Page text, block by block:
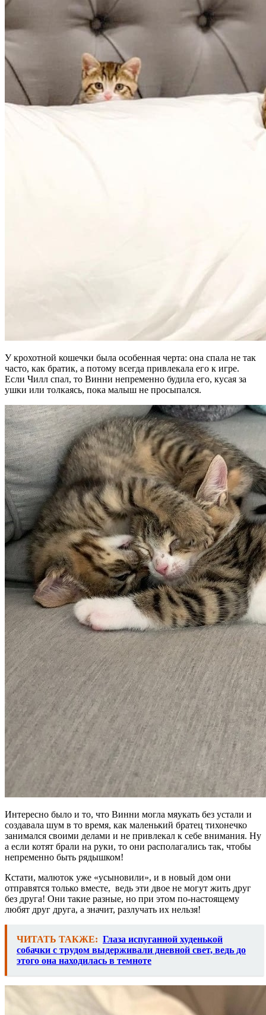
У крохотной кошечки была особенная черта: она спала не так
часто, как братик, а потому всегда привлекала его к игре.
Если Чилл спал, то Винни непременно будила его, кусая за
ушки или толкаясь, пока малыш не просыпался.
Интересно было и то, что Винни могла мяукать без устали и
создавала шум в то время, как маленький братец тихонечко
занимался своими делами и не привлекал к себе внимания. Ну
а если котят брали на руки, то они располагались так, чтобы
непременно быть рядышком!
Кстати, малюток уже «усыновили», и в новый дом они
отправятся только вместе, ведь эти двое не могут жить друг
без друга! Они такие разные, но при этом по-настоящему
любят друг друга, а значит, разлучать их нельзя!
ЧИТАТЬ ТАКЖЕ: Глаза испуганной худенькой
собачки с трудом выдерживали дневной свет, ведь до
этого она находилась в темноте